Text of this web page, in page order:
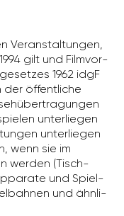
Veran­stal­tungen,
gilt und Film­vor­
1962 idgF
der öffent­liche
unter­liegen
unter­liegen
wenn sie im
werden (Tisch­
und Spiel­
und ähnli­